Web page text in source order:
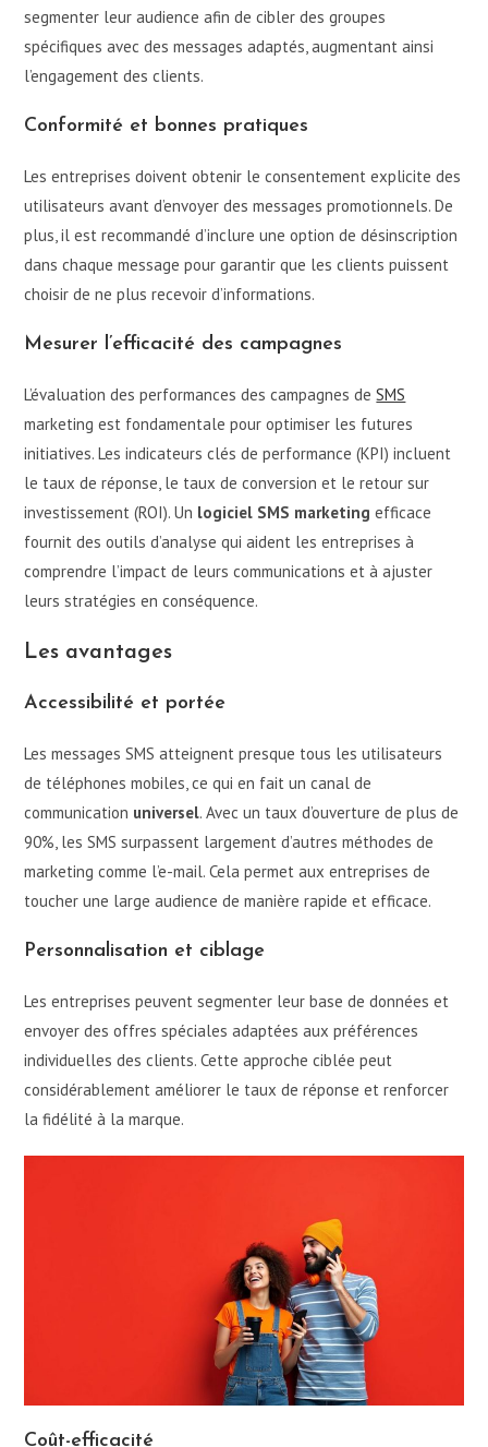
segmenter leur audience afin de cibler des groupes
spécifiques avec des messages adaptés, augmentant ainsi
l’engagement des clients.
Conformité et bonnes pratiques
Les entreprises doivent obtenir le consentement explicite des
utilisateurs avant d’envoyer des messages promotionnels. De
plus, il est recommandé d’inclure une option de désinscription
dans chaque message pour garantir que les clients puissent
choisir de ne plus recevoir d’informations.
Mesurer l’efficacité des campagnes
L’évaluation des performances des campagnes deSMS
marketing est fondamentale pour optimiser les futures
initiatives. Les indicateurs clés de performance (KPI) incluent
le taux de réponse, le taux de conversion et le retour sur
investissement (ROI). Un logiciel SMS marketing efficace
fournit des outils d’analyse qui aident les entreprises à
comprendre l’impact de leurs communications et à ajuster
leurs stratégies en conséquence.
Les avantages
Accessibilité et portée
Les messages SMS atteignent presque tous les utilisateurs
de téléphones mobiles, ce qui en fait un canal de
communication universel. Avec un taux d’ouverture de plus de
90%, les SMS surpassent largement d’autres méthodes de
marketing comme l’e-mail. Cela permet aux entreprises de
toucher une large audience de manière rapide et efficace.
Personnalisation et ciblage
Les entreprises peuvent segmenter leur base de données et
envoyer des offres spéciales adaptées aux préférences
individuelles des clients. Cette approche ciblée peut
considérablement améliorer le taux de réponse et renforcer
la fidélité à la marque.
Coût-efficacité